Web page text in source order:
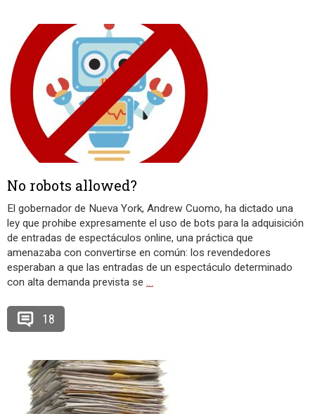
No robots allowed?
El gobernador de Nueva York, Andrew Cuomo, ha dictado una
ley que prohibe expresamente el uso de bots para la adquisición
de entradas de espectáculos online, una práctica que
amenazaba con convertirse en común: los revendedores
esperaban a que las entradas de un espectáculo determinado
con alta demanda prevista se …
18